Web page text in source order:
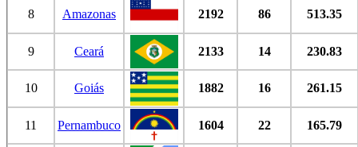
8 Amazonas 2192 86 513.35
9 Ceará 2133 14 230.83
10 Goiás 1882 16 261.15
11 Pernambuco 1604 22 165.79